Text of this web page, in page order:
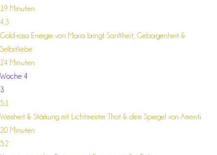
19 Minuten
4.3
Gold-rosa Energie von Maria bringt Sanftheit, Geborgenheit &
Selbstliebe
24 Minuten
Woche 4
3
5.1
Weisheit & Stärkung mit Lichtmeister Thot & dem Spiegel von Amenti
20 Minuten
5.2